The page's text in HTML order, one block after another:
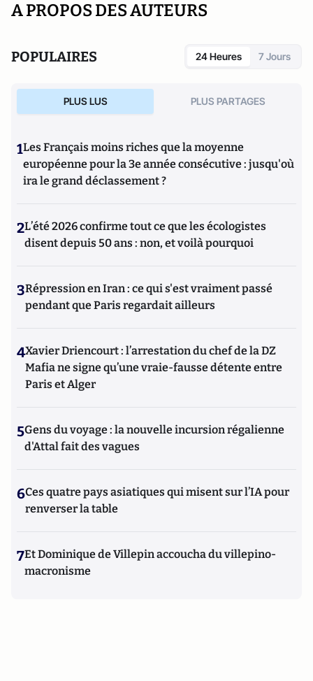
A PROPOS DES AUTEURS
POPULAIRES 24 Heures 7 Jours
PLUS LUS PLUS PARTAGES
1Les Français moins riches que la moyenne
européenne pour la 3e année consécutive : jusqu'où
ira le grand déclassement ?
2L’été 2026 confirme tout ce que les écologistes
disent depuis 50 ans : non, et voilà pourquoi
3Répression en Iran : ce qui s'est vraiment passé
pendant que Paris regardait ailleurs
4Xavier Driencourt : l’arrestation du chef de la DZ
Mafia ne signe qu’une vraie-fausse détente entre
Paris et Alger
5Gens du voyage : la nouvelle incursion régalienne
d'Attal fait des vagues
6Ces quatre pays asiatiques qui misent sur l’IA pour
renverser la table
7Et Dominique de Villepin accoucha du villepino-
macronisme